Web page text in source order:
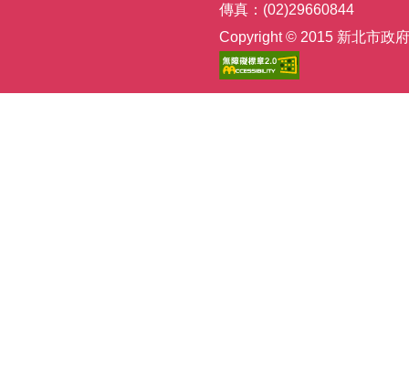
傳真：(02)29660844
Copyright © 2015 新北市政